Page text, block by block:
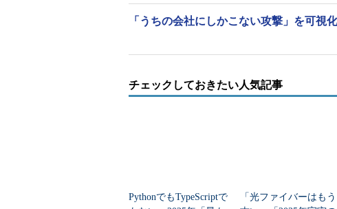
「うちの会社にしかこない攻撃」を可視
チェックしておきたい人気記事
PythonでもTypeScriptで
「光ファイバーはもう